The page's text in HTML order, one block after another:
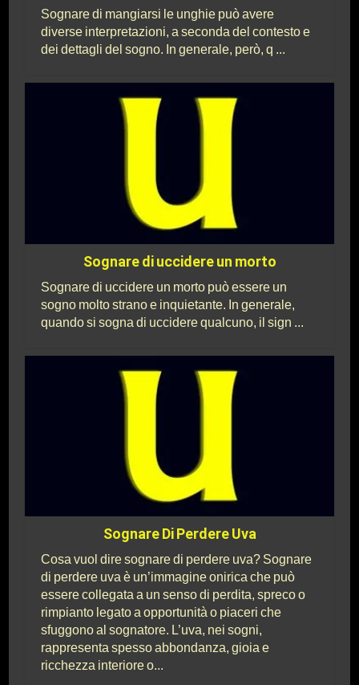
Sognare di mangiarsi le unghie può avere
diverse interpretazioni, a seconda del contesto e
dei dettagli del sogno. In generale, però, q ...
Sognare di uccidere un morto
Sognare di uccidere un morto può essere un
sogno molto strano e inquietante. In generale,
quando si sogna di uccidere qualcuno, il sign ...
Sognare Di Perdere Uva
Cosa vuol dire sognare di perdere uva? Sognare
di perdere uva è un’immagine onirica che può
essere collegata a un senso di perdita, spreco o
rimpianto legato a opportunità o piaceri che
sfuggono al sognatore. L’uva, nei sogni,
rappresenta spesso abbondanza, gioia e
ricchezza interiore o...